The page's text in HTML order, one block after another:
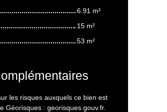
6.91 m²
15 m²
53 m²
les risques auxquels ce bien est
Géorisques : georisques.gouv.fr.